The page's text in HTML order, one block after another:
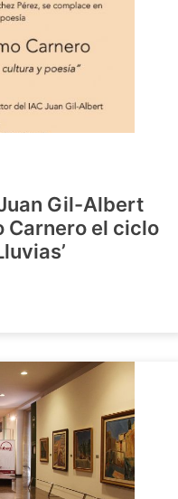
Gil-Albert
Carnero el ciclo